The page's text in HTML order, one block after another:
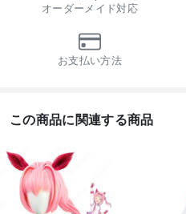
オーダーメイド対応
お支払い方法
この商品に関連する商品